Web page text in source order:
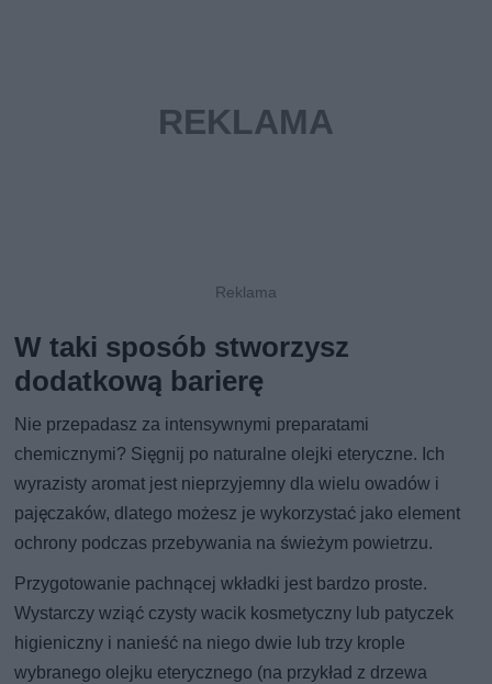
W taki sposób stworzysz
dodatkową barierę
Nie przepadasz za intensywnymi preparatami
chemicznymi? Sięgnij po naturalne olejki eteryczne. Ich
wyrazisty aromat jest nieprzyjemny dla wielu owadów i
pajęczaków, dlatego możesz je wykorzystać jako element
ochrony podczas przebywania na świeżym powietrzu.
Przygotowanie pachnącej wkładki jest bardzo proste.
Wystarczy wziąć czysty wacik kosmetyczny lub patyczek
higieniczny i nanieść na niego dwie lub trzy krople
wybranego olejku eterycznego (na przykład z drzewa